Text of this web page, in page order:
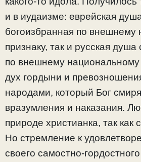
и в иудаизме: еврейская
богоизбранная по внешнему
признаку, так и русская
по внешнему национальному
дух гордыни и
народами, который Бог
вразумления и наказания.
природе христианка, так как
Но стремление к
своего самостно-